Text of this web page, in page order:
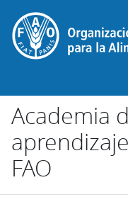
Salta al contenido
Academia
FAO